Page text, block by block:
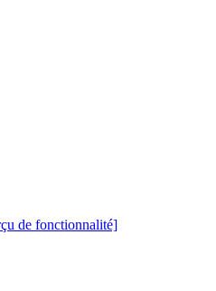
de fonctionnalité]